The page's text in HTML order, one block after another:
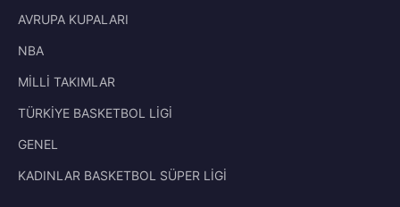
AVRUPA KUPALARI
NBA
MİLLİ TAKIMLAR
TÜRKİYE BASKETBOL LİGİ
GENEL
KADINLAR BASKETBOL SÜPER LİGİ